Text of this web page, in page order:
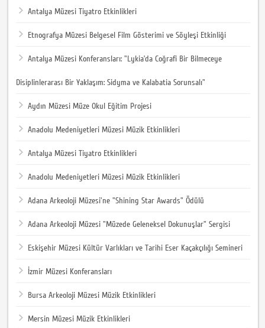
Antalya Müzesi Tiyatro Etkinlikleri
Etnografya Müzesi Belgesel Film Gösterimi ve Söyleşi Etkinliği
Antalya Müzesi Konferansları: "Lykia’da Coğrafi Bir Bilmeceye
Disiplinlerarası Bir Yaklaşım: Sidyma ve Kalabatia Sorunsalı"
Aydın Müzesi Müze Okul Eğitim Projesi
Anadolu Medeniyetleri Müzesi Müzik Etkinlikleri
Antalya Müzesi Tiyatro Etkinlikleri
Anadolu Medeniyetleri Müzesi Müzik Etkinlikleri
Adana Arkeoloji Müzesi'ne "Shining Star Awards" Ödülü
Adana Arkeoloji Müzesi "Müzede Geleneksel Dokunuşlar" Sergisi
Eskişehir Müzesi Kültür Varlıkları ve Tarihi Eser Kaçakçılığı Semineri
İzmir Müzesi Konferansları
Bursa Arkeoloji Müzesi Müzik Etkinlikleri
Mersin Müzesi Müzik Etkinlikleri